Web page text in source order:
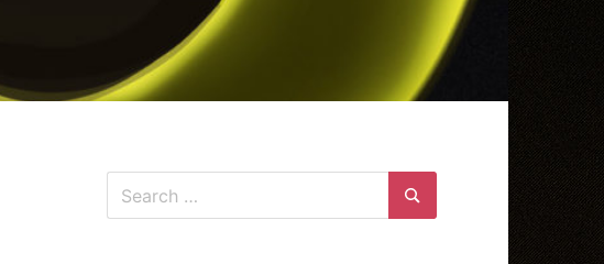
Search
for:
Search